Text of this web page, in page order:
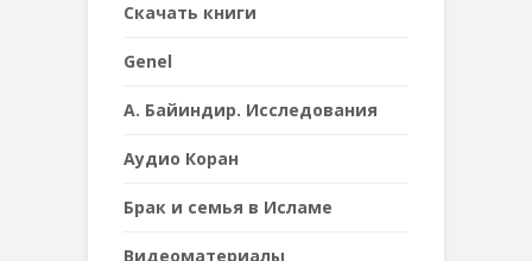
Cкачать книги
Genel
А. Байиндир. Исследования
Аудио Коран
Брак и семья в Исламе
Видеоматериалы